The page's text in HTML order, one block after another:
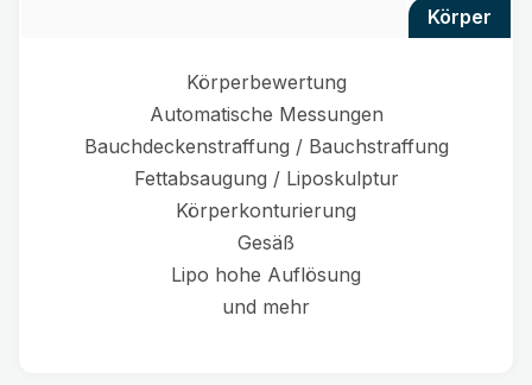
körper
Körperbewertung
Automatische Messungen
Bauchdeckenstraffung / Bauchstraffung
Fettabsaugung / Liposkulptur
Körperkonturierung
Gesäß
Lipo hohe Auflösung
und mehr